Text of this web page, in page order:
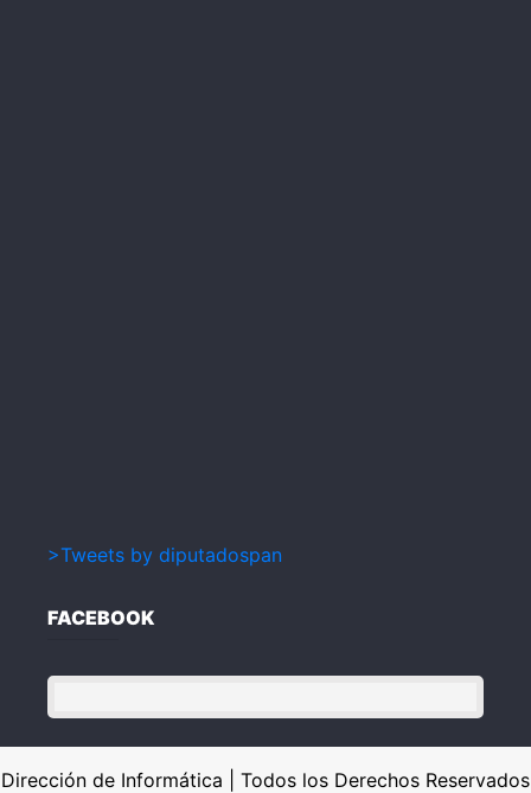
>Tweets by diputadospan
FACEBOOK
Dirección de Informática | Todos los Derechos Reservados